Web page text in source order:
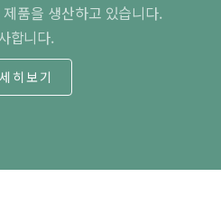
품을 생산하고 있습니다.
합니다.
히보기